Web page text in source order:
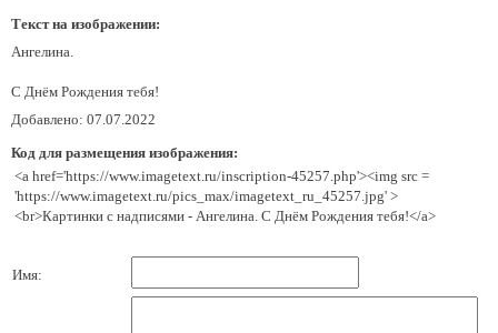
Текст на изображении:
Ангелина.
С Днём Рождения тебя!
Добавлено: 07.07.2022
Код для размещения изображения:
<a href='https://www.imagetext.ru/inscription-45257.php'><img src =
'https://www.imagetext.ru/pics_max/imagetext_ru_45257.jpg' >
<br>Картинки с надписями - Ангелина. С Днём Рождения тебя!</a>
Имя: